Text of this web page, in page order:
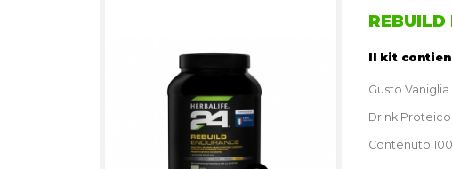
REBUILD
Il kit
Gusto Vaniglia
Drink
Contenuto